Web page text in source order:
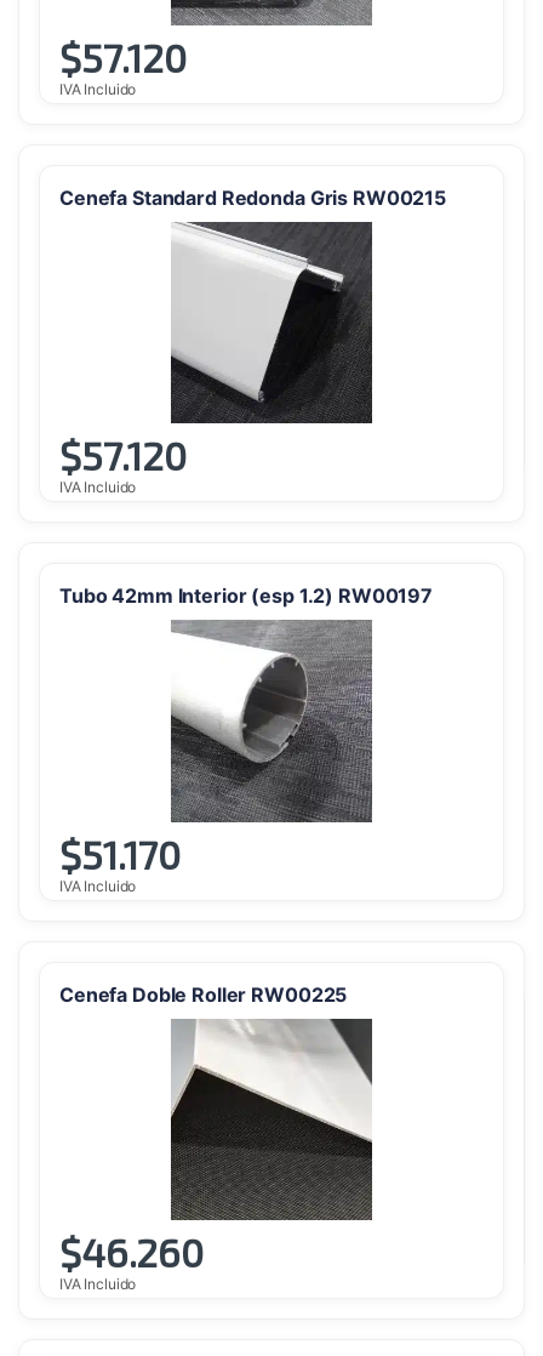
$57.120
IVA Incluido
Cenefa Standard Redonda Gris RW00215
$57.120
IVA Incluido
Tubo 42mm Interior (esp 1.2) RW00197
$51.170
IVA Incluido
Cenefa Doble Roller RW00225
$46.260
IVA Incluido